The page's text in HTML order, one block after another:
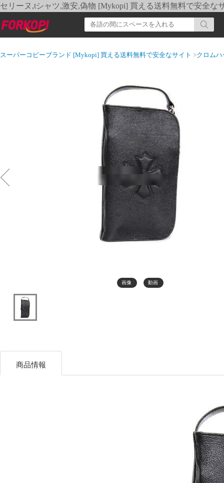
セリーヌ,tシャツ,激安,偽物 [Mykopi] 買える送料無料で安全な
スーパーコピーブランド [Mykopi] 買える送料無料で安全なサイト >クロム
画像 動画
商品情報